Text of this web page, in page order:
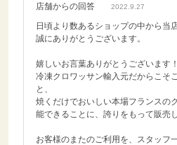
店舗からの回答 2022.9.27
日頃より数あるショップの中から当
誠にありがとうございます。
嬉しいお言葉ありがとうございます！
冷凍クロワッサン輸入元だからこそ
と、
焼くだけでおいしい本場フランスの
能できることに、誇りをもって販売
お客様のまたのご利用を、スタッフ